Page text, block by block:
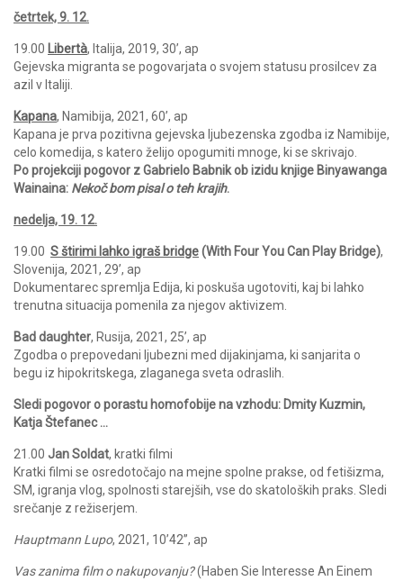
četrtek, 9. 12.
19.00 Libertà, Italija, 2019, 30’, ap
Gejevska migranta se pogovarjata o svojem statusu prosilcev za
azil v Italiji.
Kapana, Namibija, 2021, 60’, ap
Kapana je prva pozitivna gejevska ljubezenska zgodba iz Namibije,
celo komedija, s katero želijo opogumiti mnoge, ki se skrivajo.
Po projekciji pogovor z Gabrielo Babnik ob izidu knjige Binyawanga
Wainaina: Nekoč bom pisal o teh krajih.
nedelja, 19. 12.
19.00 S štirimi lahko igraš bridge(With Four You Can Play Bridge),
Slovenija, 2021, 29’, ap
Dokumentarec spremlja Edija, ki poskuša ugotoviti, kaj bi lahko
trenutna situacija pomenila za njegov aktivizem.
Bad daughter, Rusija, 2021, 25’, ap
Zgodba o prepovedani ljubezni med dijakinjama, ki sanjarita o
begu iz hipokritskega, zlaganega sveta odraslih.
Sledi pogovor o porastu homofobije na vzhodu: Dmity Kuzmin,
Katja Štefanec …
21.00 Jan Soldat, kratki filmi
Kratki filmi se osredotočajo na mejne spolne prakse, od fetišizma,
SM, igranja vlog, spolnosti starejših, vse do skatoloških praks. Sledi
srečanje z režiserjem.
Hauptmann Lupo, 2021, 10’42”, ap
Vas zanima film o nakupovanju?(Haben Sie Interesse An Einem